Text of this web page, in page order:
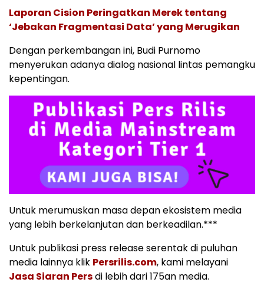
Laporan Cision Peringatkan Merek tentang
‘Jebakan Fragmentasi Data’ yang Merugikan
Dengan perkembangan ini, Budi Purnomo
menyerukan adanya dialog nasional lintas pemangku
kepentingan.
Untuk merumuskan masa depan ekosistem media
yang lebih berkelanjutan dan berkeadilan.***
Untuk publikasi press release serentak di puluhan
media lainnya klik Persrilis.com, kami melayani
Jasa Siaran Persdi lebih dari 175an media.